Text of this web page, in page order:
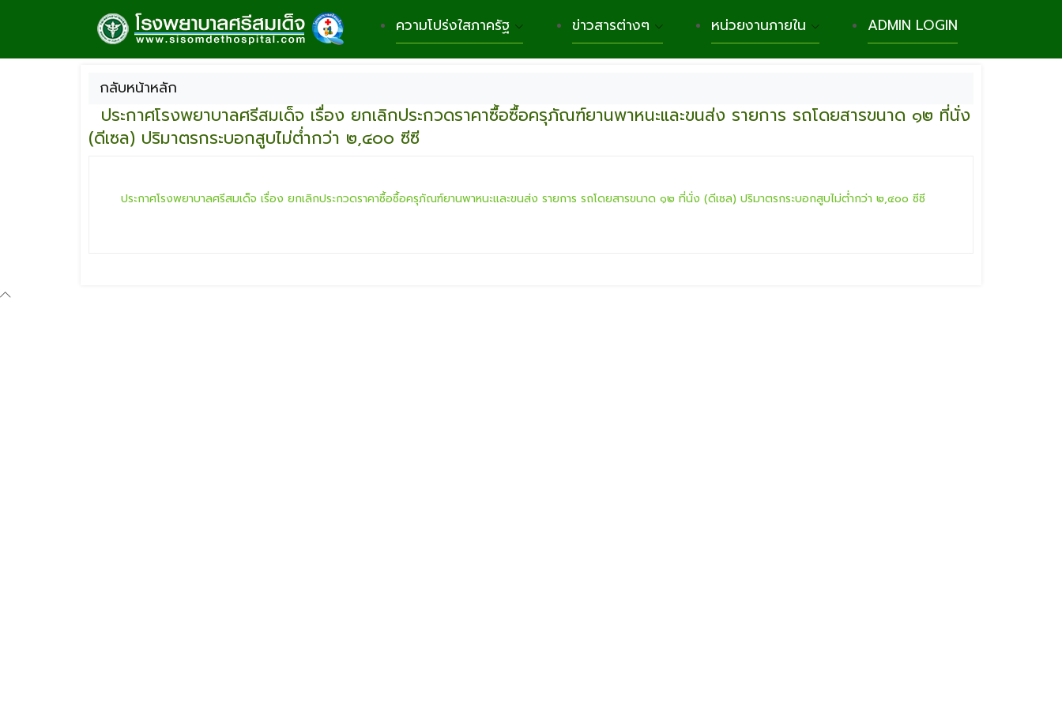
ความโปร่งใสภาครัฐ ข่าวสารต่างๆ หน่วยงานภายใน ADMIN LOGIN
กลับหน้าหลัก
ประกาศโรงพยาบาลศรีสมเด็จ เรื่อง ยกเลิกประกวดราคาซื้อซื้อครุภัณฑ์ยานพาหนะและขนส่ง รายการ รถโดยสารขนาด ๑๒ ที่นั่ง
(ดีเซล) ปริมาตรกระบอกสูบไม่ต่ำกว่า ๒,๔๐๐ ซีซี
ประกาศโรงพยาบาลศรีสมเด็จ เรื่อง ยกเลิกประกวดราคาซื้อซื้อครุภัณฑ์ยานพาหนะและขนส่ง รายการ รถโดยสารขนาด ๑๒ ที่นั่ง (ดีเซล) ปริมาตรกระบอกสูบไม่ต่ำกว่า ๒,๔๐๐ ซีซี